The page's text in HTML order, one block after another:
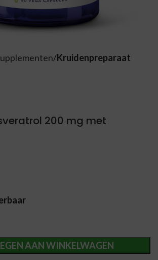
Kruidenpreparaat
200 mg met
AAN WINKELWAGEN